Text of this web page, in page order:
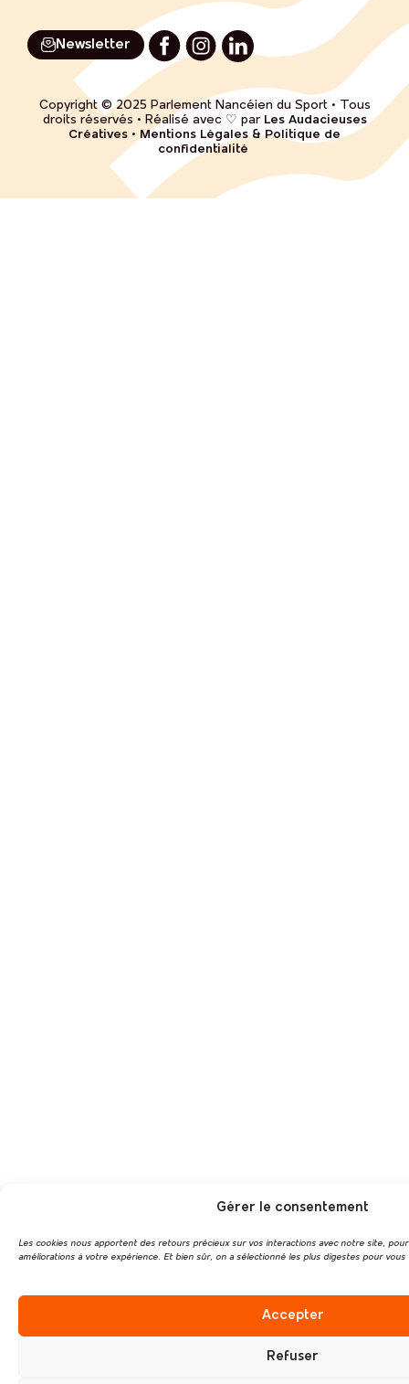
Gérer le consentement
Les cookies nous apportent des retours précieux sur vos interactions avec notre site,
améliorations à votre expérience. Et bien sûr, on a sélectionné les plus digestes pour vous
Accepter
Refuser
Newsletter
Copyright © 2025 Parlement Nancéien du Sport • Tous
droits réservés • Réalisé avec ♡ par Les Audacieuses
Créatives • Mentions Légales & Politique de
confidentialité